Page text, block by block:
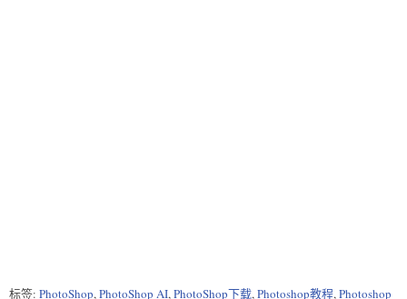
标签: PhotoShop,PhotoShop AI,PhotoShop下载,Photoshop教程,Photoshop